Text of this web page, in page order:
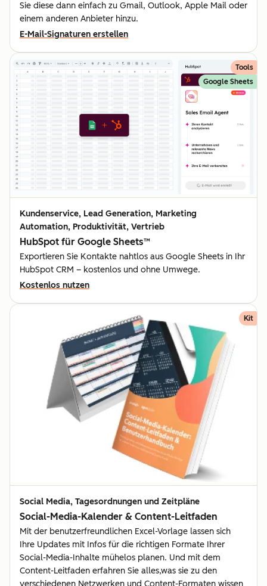
Sie diese dann einfach zu Gmail, Outlook, Apple Mail oder
einem anderen Anbieter hinzu.
E-Mail-Signaturen erstellen
Tools
Google Sheets
Kundenservice, Lead Generation, Marketing
Automation, Produktivität, Vertrieb
HubSpot für Google Sheets™
Exportieren Sie Kontakte nahtlos aus Google Sheets in Ihr
HubSpot CRM – kostenlos und ohne Umwege.
Kostenlos nutzen
Kit
Social Media, Tagesordnungen und Zeitpläne
Social-Media-Kalender & Content-Leitfaden
Mit der benutzerfreundlichen Excel-Vorlage lassen sich
Ihre Updates mit Infos für die richtigen Formate Ihrer
Social-Media-Inhalte mühelos planen. Und mit dem
Content-Leitfaden erfahren Sie alles,was sie zu den
verschiedenen Netzwerken und Content-Formaten wissen